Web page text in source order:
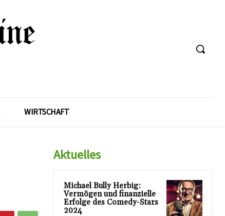
WIRTSCHAFT
Aktuelles
Michael Bully Herbig:
Vermögen und finanzielle
Erfolge des Comedy-Stars
2024